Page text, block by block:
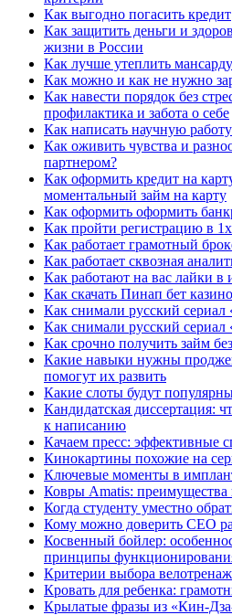
Как выгодно погасить кредит
Как защитить деньги и
жизни в России
Как лучше утеплить мансарду
Как можно и как не нужно
Как навести порядок без
профилактика и забота о себе
Как написать научную
Как оживить чувства и
партнером?
Как оформить кредит на
моментальный займ на карту
Как оформить оформить
Как пройти регистрацию в
Как работает грамотный
Как работает сквозная
Как работают на вас лайки в
Как скачать Пинап бет кaзино
Как снимали русский сериал
Как снимали русский сериал
Как срочно получить займ
Какие навыки нужны
помогут их развить
Какие слоты будут
Кандидатская диссертация:
к написанию
Качаем пресс: эффективные
Кинокартины похожие на
Ключевые моменты в
Ковры Amatis: преимущества
Когда студенту уместно
Кому можно доверить СЕО
Косвенный бойлер:
принципы
Критерии выбора
Кровать для ребенка:
Крылатые фразы из «Кин-